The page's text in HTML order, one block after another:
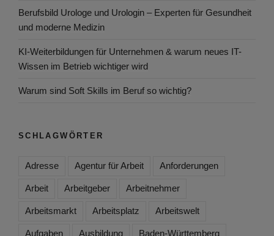
Berufsbild Urologe und Urologin – Experten für Gesundheit
und moderne Medizin
KI-Weiterbildungen für Unternehmen & warum neues IT-
Wissen im Betrieb wichtiger wird
Warum sind Soft Skills im Beruf so wichtig?
SCHLAGWÖRTER
Adresse Agentur für Arbeit Anforderungen
Arbeit Arbeitgeber Arbeitnehmer
Arbeitsmarkt Arbeitsplatz Arbeitswelt
Aufgaben Ausbildung Baden-Württemberg